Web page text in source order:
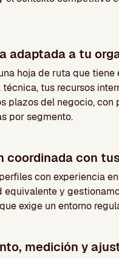
adaptada a tu
hoja de ruta que tiene
tus recursos
plazos del negocio, con
por segmento.
coordinada con
con experiencia
equivalente y
exige un entorno
medición y